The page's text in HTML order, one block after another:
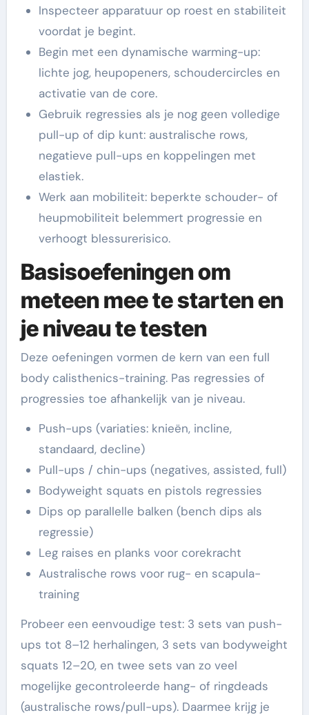
Inspecteer apparatuur op roest en stabiliteit
voordat je begint.
Begin met een dynamische warming-up:
lichte jog, heupopeners, schoudercircles en
activatie van de core.
Gebruik regressies als je nog geen volledige
pull-up of dip kunt: australische rows,
negatieve pull-ups en koppelingen met
elastiek.
Werk aan mobiliteit: beperkte schouder- of
heupmobiliteit belemmert progressie en
verhoogt blessurerisico.
Basisoefeningen om
meteen mee te starten en
je niveau te testen
Deze oefeningen vormen de kern van een full
body calisthenics-training. Pas regressies of
progressies toe afhankelijk van je niveau.
Push-ups (variaties: knieën, incline,
standaard, decline)
Pull-ups / chin-ups (negatives, assisted, full)
Bodyweight squats en pistols regressies
Dips op parallelle balken (bench dips als
regressie)
Leg raises en planks voor corekracht
Australische rows voor rug- en scapula-
training
Probeer een eenvoudige test: 3 sets van push-
ups tot 8–12 herhalingen, 3 sets van bodyweight
squats 12–20, en twee sets van zo veel
mogelijke gecontroleerde hang- of ringdeads
(australische rows/pull-ups). Daarmee krijg je